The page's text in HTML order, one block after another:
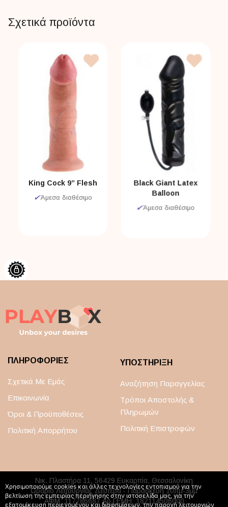
Χρησιμοποιούμε cookies και άλλες τεχνολογίες εντοπισμού για την
βελτίωση της εμπειρίας περιήγησης στην ιστοσελίδα μας, για την
εξατομίκευση περιεχομένου και διαφημίσεων, την παροχή λειτουργιών
Σχετικά προϊόντα
King Cock 9” Flesh
✔Άμεσα διαθέσιμο
Black Giant Latex
Balloon
✔Άμεσα διαθέσιμο
ΠΛΗΡΟΦΟΡΙΕΣ
Σχετικά Με Εμάς
Επικοινωνία
Όροι & Προϋποθέσεις
Πολιτική Απορρήτου
ΥΠΟΣΤΗΡΙΞΗ
Αναζήτηση Παραγγελίας
Τρόποι Αποστολής &
Πληρωμών
Πολιτική Επιστροφών
Νικ. Πλαστήρα 11, 56429 Ευκαρπία, Θεσσαλονίκη
Ωράριο Λειτουργίας Δευτέρα - Παρασκευή 10πμ-3μμ
ΑΦΜ: 117786687 Αρ.ΓΕΜΗ: 182114506000